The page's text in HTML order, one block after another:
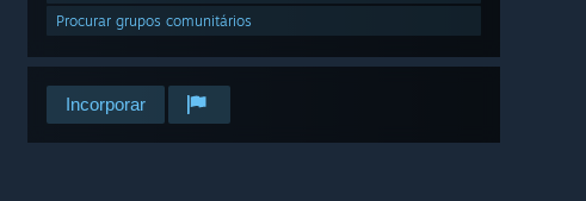
Procurar grupos comunitários
Incorporar